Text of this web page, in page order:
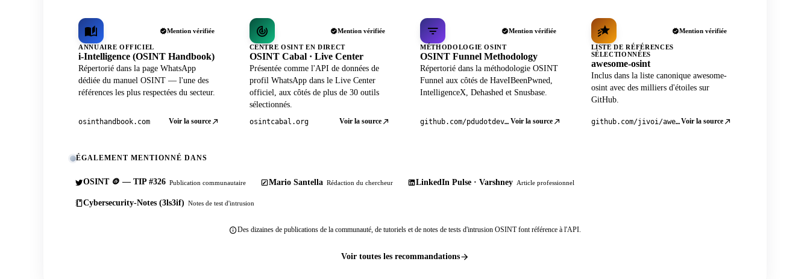
Mention vérifiée
ANNUAIRE OFFICIEL
i-Intelligence (OSINT Handbook)
Répertorié dans la page WhatsApp
dédiée du manuel OSINT — l'une des
références les plus respectées du secteur.
osinthandbook.com Voir la source
Mention vérifiée
CENTRE OSINT EN DIRECT
OSINT Cabal · Live Center
Présentée comme l'API de données de
profil WhatsApp dans le Live Center
officiel, aux côtés de plus de 30 outils
sélectionnés.
osintcabal.org Voir la source
Mention vérifiée
MÉTHODOLOGIE OSINT
OSINT Funnel Methodology
Répertorié dans la méthodologie OSINT
Funnel aux côtés de HaveIBeenPwned,
IntelligenceX, Dehashed et Snusbase.
github.com/pdudotdev/ofm Voir la source
Mention vérifiée
LISTE DE RÉFÉRENCES
SÉLECTIONNÉES
awesome-osint
Inclus dans la liste canonique awesome-
osint avec des milliers d'étoiles sur
GitHub.
github.com/jivoi/awesome-osintVoir la source
ÉGALEMENT MENTIONNÉ DANS
OSINT 🪙 — TIP #326 Publication communautaire Mario Santella Rédaction du chercheur LinkedIn Pulse · Varshney Article professionnel
Cybersecurity-Notes (3ls3if) Notes de test d'intrusion
Des dizaines de publications de la communauté, de tutoriels et de notes de tests d'intrusion OSINT font référence à l'API.
Voir toutes les recommandations